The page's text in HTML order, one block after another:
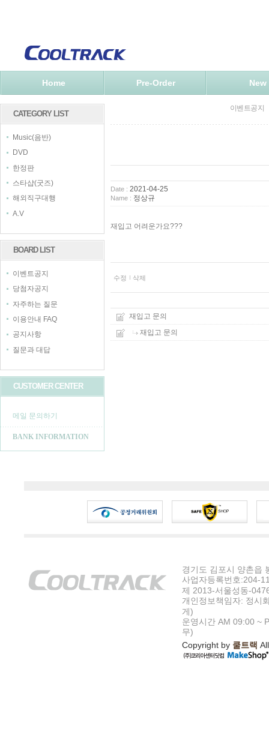
Home Pre-Order New
CATEGORY LIST
Music(음반)
DVD
한정판
스타샵(굿즈)
해외직구대행
A.V
BOARD LIST
이벤트공지
당첨자공지
자주하는 질문
이용안내 FAQ
공지사항
질문과 대답
CUSTOMER CENTER
메일 문의하기
BANK INFORMATION
이벤트공지
Date : 2021-04-25
Name : 정상규
재입고 어려운가요???
수정 삭제
재입고 문의
재입고 문의
경기도 김포시 양촌읍
사업자등록번호:204-
제 2013-서울성동-
개인정보책임자: 정시
게)
운영시간 AM 09:00 ~
무)
Copyright by 쿨트랙